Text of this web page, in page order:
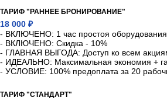
ТАРИФ "РАННЕЕ БРОНИРОВАНИЕ"
18 000 ₽
- ВКЛЮЧЕНО: 1 час простоя оборудования
- ВКЛЮЧЕНО: Скидка - 10%
- ГЛАВНАЯ ВЫГОДА: Доступ ко всем
- ИДЕАЛЬНО: Максимальная экономия +
- УСЛОВИЕ: 100% предоплата за 20
ТАРИФ "СТАНДАРТ"